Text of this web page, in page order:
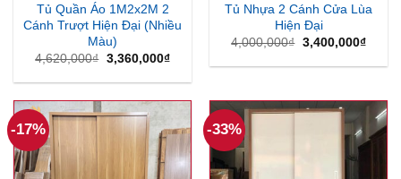
Tủ Quần Áo 1M2x2M 2
Cánh Trượt Hiện Đại (Nhiều
Màu)
4,620,000₫ Giá
là:
3,360,000₫Giá
tại
3,360,000₫.
Tủ Nhựa 2 Cánh Cửa Lùa
Hiện Đại
4,000,000₫ Giá
là:
3,400,000₫Giá
tại
-17% -33%